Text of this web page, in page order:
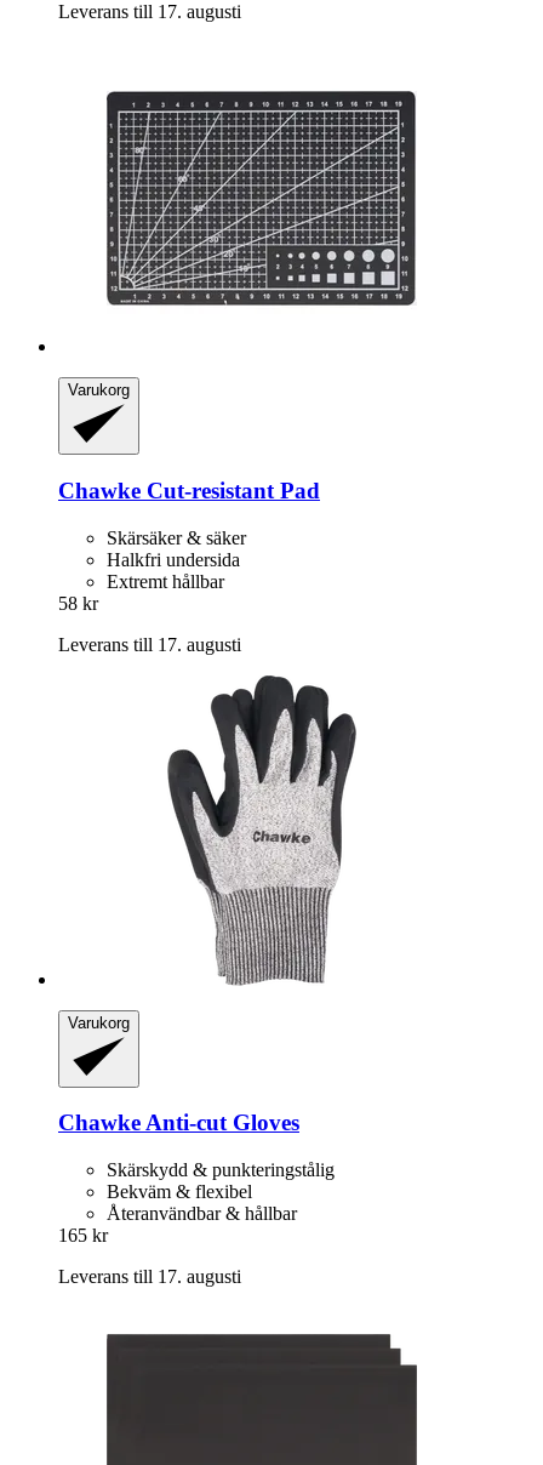
Leverans till 17. augusti
Varukorg
Chawke Cut-​resistant Pad
Skärsäker & säker
Halkfri undersida
Extremt hållbar
58 kr
Leverans till 17. augusti
Varukorg
ChawkeAnti-​cut Gloves
Skärskydd & punkteringstålig
Bekväm & flexibel
Återanvändbar & hållbar
165 kr
Leverans till 17. augusti